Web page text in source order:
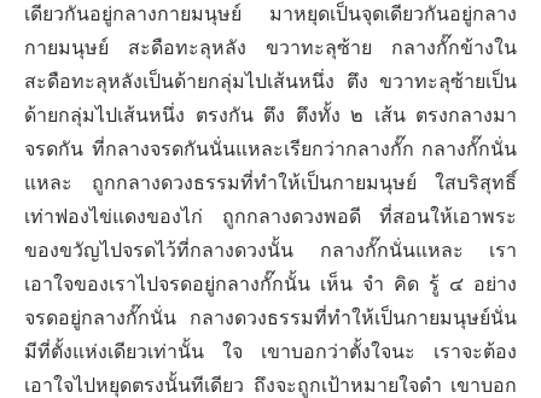
เดียวกันอยู่กลางกายมนุษย์ มาหยุดเป็นจุดเดียวกันอยู่กลาง
กายมนุษย์ สะดือทะลุหลัง ขวาทะลุซ้าย กลางกั๊กข้างใน
สะดือทะลุหลังเป็นด้ายกลุ่มไปเส้นหนึ่ง ตึง ขวาทะลุซ้ายเป็น
ด้ายกลุ่มไปเส้นหนึ่ง ตรงกัน ตึง ตึงทั้ง ๒ เส้น ตรงกลางมา
จรดกัน ที่กลางจรดกันนั่นแหละเรียกว่ากลางกั๊ก กลางกั๊กนั่น
แหละ ถูกกลางดวงธรรมที่ทำให้เป็นกายมนุษย์ ใสบริสุทธิ์
เท่าฟองไข่แดงของไก่ ถูกกลางดวงพอดี ที่สอนให้เอาพระ
ของขวัญไปจรดไว้ที่กลางดวงนั้น กลางกั๊กนั่นแหละ เรา
เอาใจของเราไปจรดอยู่กลางกั๊กนั้น เห็น จำ คิด รู้ ๔ อย่าง
จรดอยู่กลางกั๊กนั่น กลางดวงธรรมที่ทำให้เป็นกายมนุษย์นั่น
มีที่ตั้งแห่งเดียวเท่านั้น ใจ เขาบอกว่าตั้งใจนะ เราจะต้อง
เอาใจไปหยุดตรงนั้นทีเดียว ถึงจะถูกเป้าหมายใจดำ เขาบอก